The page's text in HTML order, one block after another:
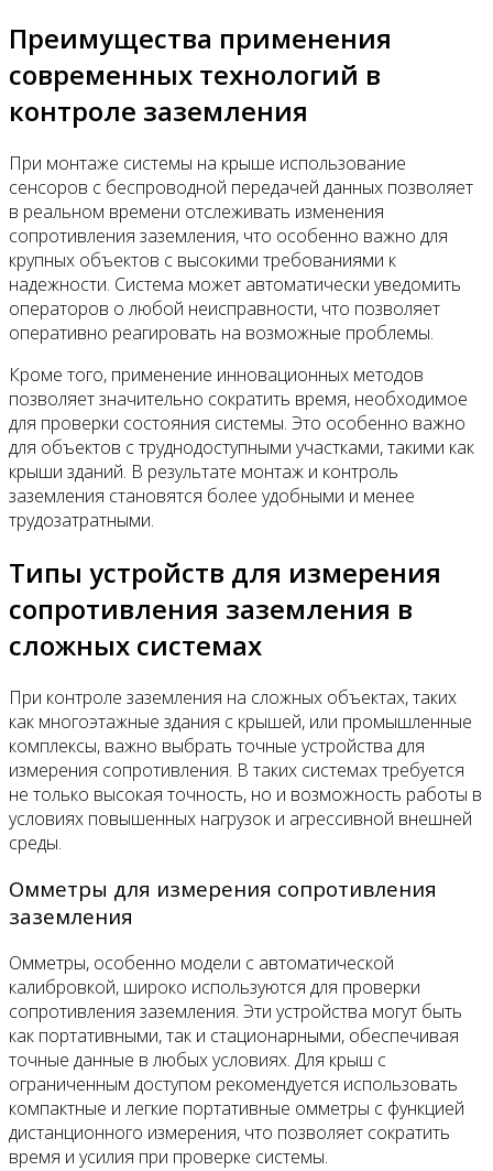
Преимущества применения
современных технологий в
контроле заземления
При монтаже системы на крыше использование
сенсоров с беспроводной передачей данных позволяет
в реальном времени отслеживать изменения
сопротивления заземления, что особенно важно для
крупных объектов с высокими требованиями к
надежности. Система может автоматически уведомить
операторов о любой неисправности, что позволяет
оперативно реагировать на возможные проблемы.
Кроме того, применение инновационных методов
позволяет значительно сократить время, необходимое
для проверки состояния системы. Это особенно важно
для объектов с труднодоступными участками, такими как
крыши зданий. В результате монтаж и контроль
заземления становятся более удобными и менее
трудозатратными.
Типы устройств для измерения
сопротивления заземления в
сложных системах
При контроле заземления на сложных объектах, таких
как многоэтажные здания с крышей, или промышленные
комплексы, важно выбрать точные устройства для
измерения сопротивления. В таких системах требуется
не только высокая точность, но и возможность работы в
условиях повышенных нагрузок и агрессивной внешней
среды.
Омметры для измерения сопротивления
заземления
Омметры, особенно модели с автоматической
калибровкой, широко используются для проверки
сопротивления заземления. Эти устройства могут быть
как портативными, так и стационарными, обеспечивая
точные данные в любых условиях. Для крыш с
ограниченным доступом рекомендуется использовать
компактные и легкие портативные омметры с функцией
дистанционного измерения, что позволяет сократить
время и усилия при проверке системы.